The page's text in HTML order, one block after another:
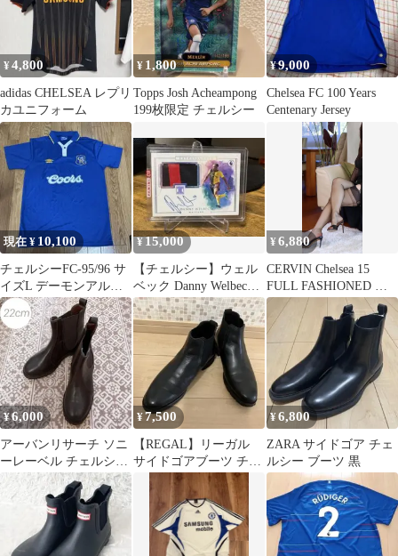
¥4,800
adidas CHELSEA レプリ
カユニフォーム
¥ 1,800
Topps Josh Acheampong
199枚限定 チェルシー
¥9,000
Chelsea FC 100 Years
Centenary Jersey
現在 ¥ 10,100
チェルシーFC-95/96 サ
イズL デーモンアルバ
ーン ユニフォーム
¥15,000
【チェルシー】ウェル
ベック Danny Welbeck
直筆サイン パッチカー
ド
¥6,880
CERVIN Chelsea 15
FULL FASHIONED ス
トッキング
¥6,000
アーバンリサーチ ソニ
ーレーベル チェルシー
ブーツ 22cm
¥7,500
【REGAL】リーガル
サイドゴアブーツ チェ
ルシー 38GR ブラック
¥6,800
ZARA サイドゴア チェ
ルシー ブーツ 黒